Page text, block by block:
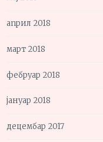
април 2018
март 2018
фебруар 2018
јануар 2018
децембар 2017